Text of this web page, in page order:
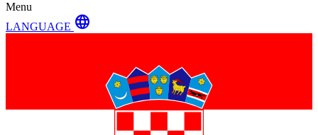
Menu
LANGUAGE language